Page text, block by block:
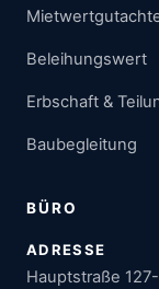
Beleihungswert
Erbschaft &
Baubegleitung
BÜRO
ADRESSE
Hauptstraße